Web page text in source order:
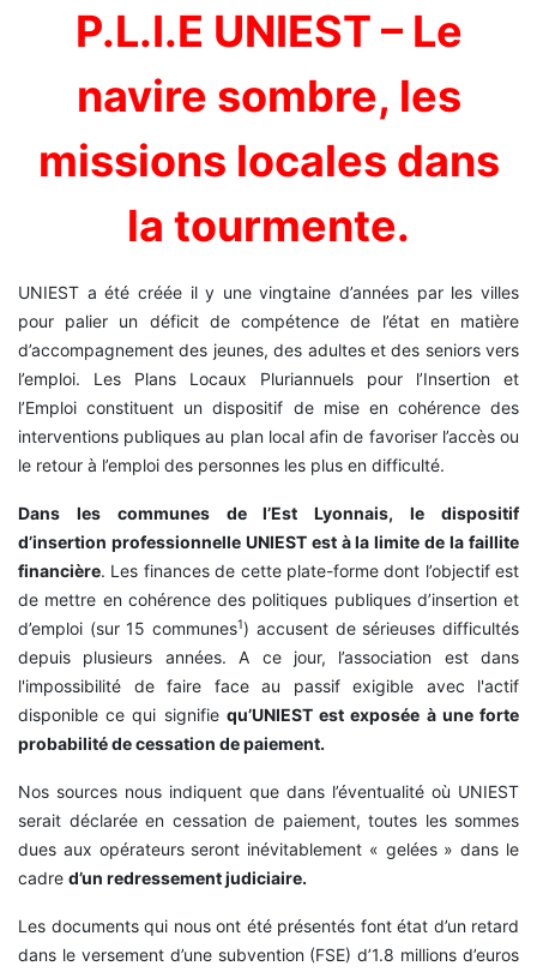
P.L.I.E UNIEST – Le
navire sombre, les
missions locales dans
la tourmente.
UNIEST a été créée il y une vingtaine d’années par les villes
pour palier un déficit de compétence de l’état en matière
d’accompagnement des jeunes, des adultes et des seniors vers
l’emploi. Les Plans Locaux Pluriannuels pour l’Insertion et
l’Emploi constituent un dispositif de mise en cohérence des
interventions publiques au plan local afin de favoriser l’accès ou
le retour à l’emploi des personnes les plus en difficulté.
Dans les communes de l’Est Lyonnais, le dispositif
d’insertion professionnelle UNIEST est à la limite de la faillite
financière. Les finances de cette plate-forme dont l’objectif est
de mettre en cohérence des politiques publiques d’insertion et
d’emploi (sur 15 communes1) accusent de sérieuses difficultés
depuis plusieurs années. A ce jour, l’association est dans
l'impossibilité de faire face au passif exigible avec l'actif
disponible ce qui signifie qu’UNIEST est exposée à une forte
probabilité de cessation de paiement.
Nos sources nous indiquent que dans l’éventualité où UNIEST
serait déclarée en cessation de paiement, toutes les sommes
dues aux opérateurs seront inévitablement « gelées » dans le
cadre d’un redressement judiciaire.
Les documents qui nous ont été présentés font état d’un retard
dans le versement d’une subvention (FSE) d’1.8 millions d’euros